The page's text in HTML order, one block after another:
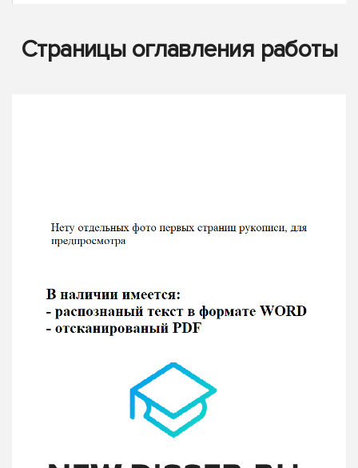
Страницы оглавления работы